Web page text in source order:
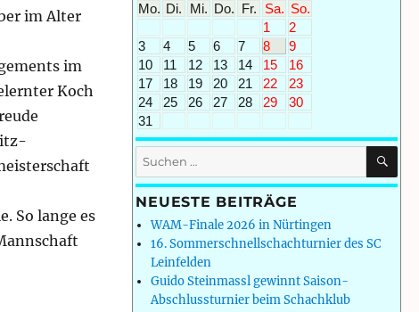
im Alter
im
Koch
So lange es
Mo. Di. Mi. Do. Fr. Sa. So.
1
2
3
4 5 6 7 8
9
10
11 12 13 14 15
16
17
18 19 20 21 22
23
24
25 26 27 28 29
30
31
Suchen
nach:
NEUESTE BEITRÄGE
WAM-Finale 2026 in Nürtingen
16. Sommerschnellschachturnier des SC
Leinfelden
Guido Steinmassl gewinnt Saison-
Abschlussturnier beim Schachklub